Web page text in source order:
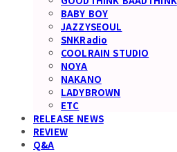
BABY BOY
JAZZYSEOUL
SNKRadio
COOLRAIN STUDIO
NOYA
NAKANO
LADYBROWN
ETC
RELEASE NEWS
REVIEW
Q&A